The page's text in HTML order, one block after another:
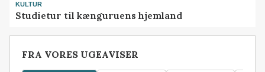
KULTUR
Studietur til kænguruens hjemland
FRA VORES UGEAVISER